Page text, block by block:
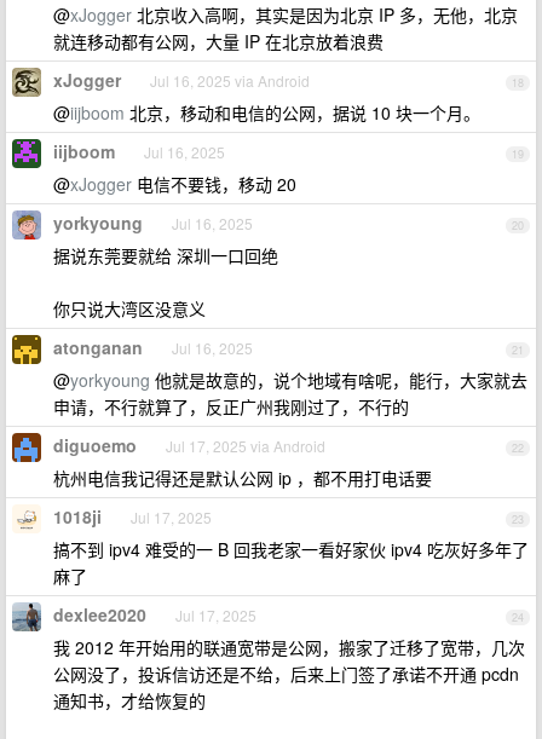
@xJogger 北京收入高啊，其实是因为北京 IP 多，无他，北京
就连移动都有公网，大量 IP 在北京放着浪费
18
xJogger Jul 16, 2025 via Android
@iijboom 北京，移动和电信的公网，据说 10 块一个月。
19
iijboom Jul 16, 2025
@xJogger 电信不要钱，移动 20
20
yorkyoung Jul 16, 2025
据说东莞要就给 深圳一口回绝
你只说大湾区没意义
21
atonganan Jul 16, 2025
@yorkyoung 他就是故意的，说个地域有啥呢，能行，大家就去
申请，不行就算了，反正广州我刚过了，不行的
22
diguoemo Jul 17, 2025 via Android
杭州电信我记得还是默认公网 ip ，都不用打电话要
23
1018ji Jul 17, 2025
搞不到 ipv4 难受的一 B 回我老家一看好家伙 ipv4 吃灰好多年了
麻了
24
dexlee2020 Jul 17, 2025
我 2012 年开始用的联通宽带是公网，搬家了迁移了宽带，几次
公网没了，投诉信访还是不给，后来上门签了承诺不开通 pcdn
通知书，才给恢复的